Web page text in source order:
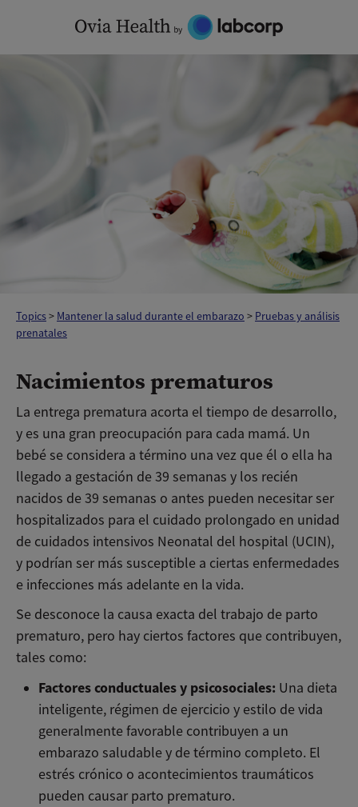
content
Topics> Mantener la salud durante el embarazo > Pruebas y análisis
prenatales
Nacimientos prematuros
La entrega prematura acorta el tiempo de desarrollo,
y es una gran preocupación para cada mamá. Un
bebé se considera a término una vez que él o ella ha
llegado a gestación de 39 semanas y los recién
nacidos de 39 semanas o antes pueden necesitar ser
hospitalizados para el cuidado prolongado en unidad
de cuidados intensivos Neonatal del hospital (UCIN),
y podrían ser más susceptible a ciertas enfermedades
e infecciones más adelante en la vida.
Se desconoce la causa exacta del trabajo de parto
prematuro, pero hay ciertos factores que contribuyen,
tales como:
Factores conductuales y psicosociales: Una dieta
inteligente, régimen de ejercicio y estilo de vida
generalmente favorable contribuyen a un
embarazo saludable y de término completo. El
estrés crónico o acontecimientos traumáticos
pueden causar parto prematuro.